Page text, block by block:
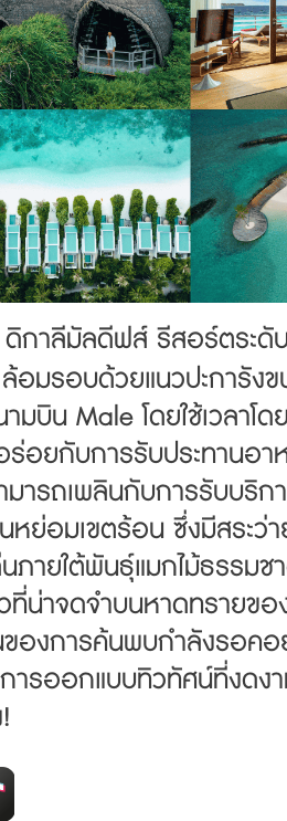
ดิกาลีมัลดีฟส์ รีสอร์ตระดั
อมรอบด้วยแนวปะการัง
มบิน Male โดยใช้เวลาโ
อยกับการรับประทานอา
มารถเพลินกับการรับบริก
ย่อมเขตร้อน ซึ่งมีสระว่า
ายใต้พันธุ์แมกไม้ธรรมช
ที่น่าจดจำบนหาดทรายขอ
ของการค้นพบกำลังรอค
ารออกแบบทิวทัศน์ที่งดง